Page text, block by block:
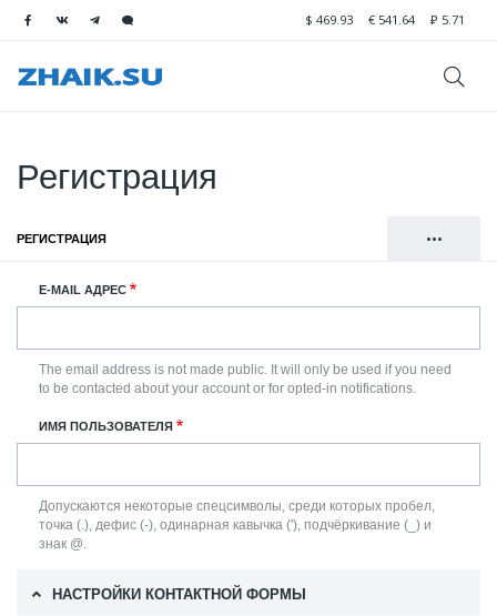
$ 469.93 € 541.64 ₽ 5.71
Регистрация
•••
вкладки
ВОЙТИ
РЕГИСТРАЦИЯ
E-MAIL АДРЕС
The email address is not made public. It will only be used if you need
to be contacted about your account or for opted-in notifications.
ИМЯ ПОЛЬЗОВАТЕЛЯ
Допускаются некоторые спецсимволы, среди которых пробел,
точка (.), дефис (-), одинарная кавычка ('), подчёркивание (_) и
знак @.
НАСТРОЙКИ КОНТАКТНОЙ ФОРМЫ